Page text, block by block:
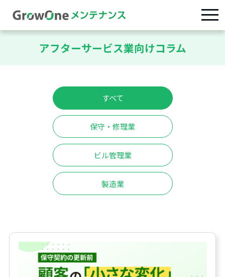
アフターサービス業向けコラム
すべて
保守・修理業
ビル管理業
製造業